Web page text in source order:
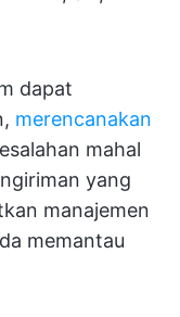
dapat
merencanakan
mahal
yang
manajemen
memantau